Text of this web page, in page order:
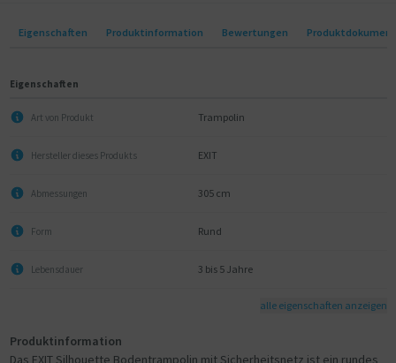
Eigenschaften Produktinformation Bewertungen
Eigenschaften
Art von Produkt Trampolin
Hersteller dieses Produkts EXIT
Abmessungen 305 cm
Form Rund
Lebensdauer 3 bis 5 Jahre
alle eigenschaften anzeigen
Produktinformation
Das EXIT Silhouette Bodentrampolin mit Sicherheitsnetz ist ein rundes